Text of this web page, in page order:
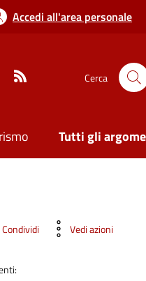
Accedi all'area personale
Cerca
Tutti gli
Condividi Vedi azioni